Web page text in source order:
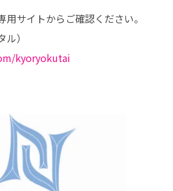
サイトからご確認ください。
kyoryokutai